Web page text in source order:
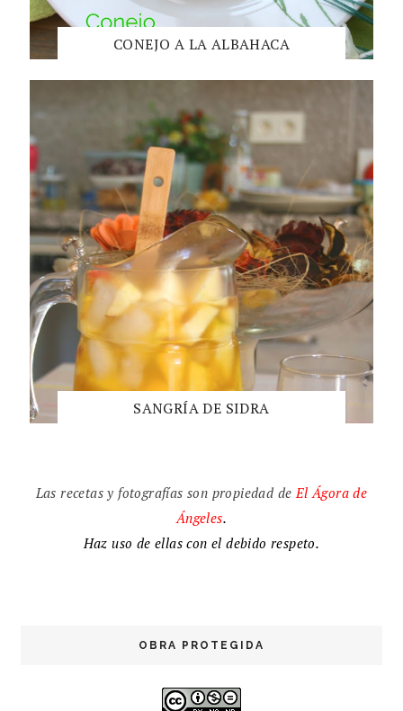
CONEJO A LA ALBAHACA
SANGRÍA DE SIDRA
Las recetas y fotografías son propiedad de ElÁgora de
Ángeles.
Haz uso de ellas con el debido respeto.
OBRA PROTEGIDA